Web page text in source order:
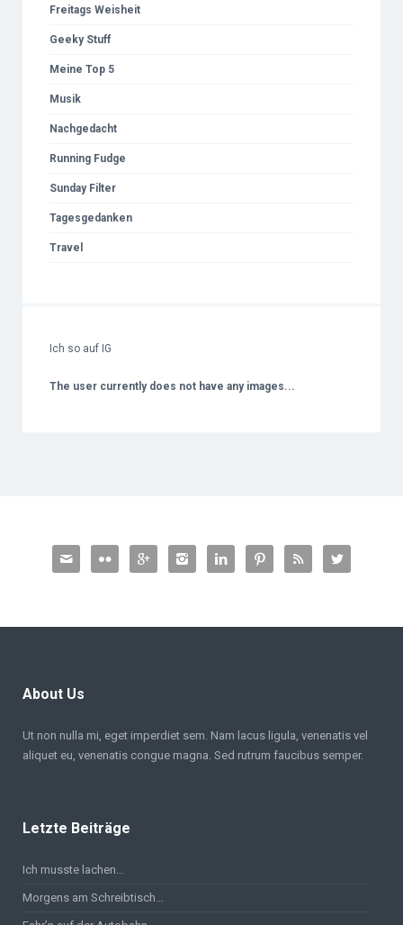
Freitags Weisheit
Geeky Stuff
Meine Top 5
Musik
Nachgedacht
Running Fudge
Sunday Filter
Tagesgedanken
Travel
Ich so auf IG
The user currently does not have any images...
       
About Us
Ut non nulla mi, eget imperdiet sem. Nam lacus ligula, venenatis vel
aliquet eu, venenatis congue magna. Sed rutrum faucibus semper.
Letzte Beiträge
Ich musste lachen…
Morgens am Schreibtisch…